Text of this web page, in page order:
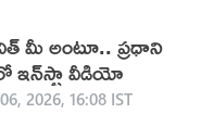
మీ అంటూ.. ప్రధాని
ఇన్‌స్టా వీడియో
2026, 16:08 IST